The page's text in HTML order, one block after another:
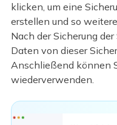
klicken, um eine
erstellen und so
Nach der Sicherung
Daten von dieser
Anschließend können
wiederverwenden.